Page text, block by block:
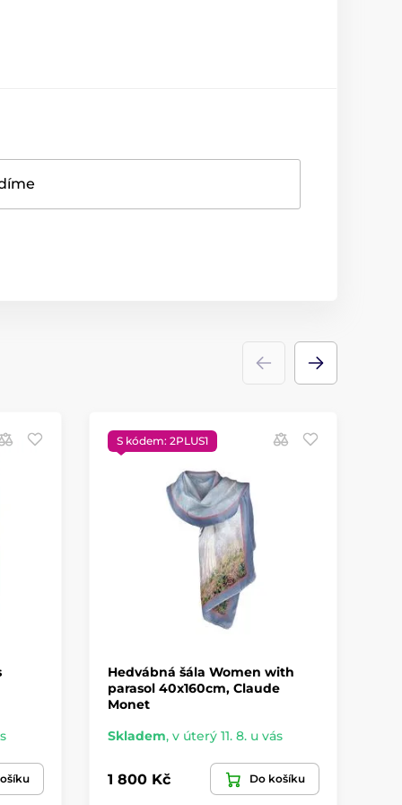
S kódem: 2PLUS1
Hedvábná šála Women with
parasol 40x160cm, Claude
Monet
Skladem, v úterý 11. 8. u vás
1 800 Kč Do košíku